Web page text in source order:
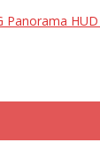
Panorama